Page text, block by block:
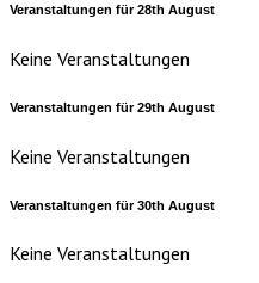
Veranstaltungen für28th August
Keine Veranstaltungen
Veranstaltungen für29th August
Keine Veranstaltungen
Veranstaltungen für30th August
Keine Veranstaltungen